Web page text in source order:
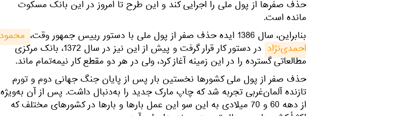
حذف صفرها از پول ملی را اجرایی کند و این طرح تا امروز در این بانک مسکوت
مانده است.
بنابراین،‌ سال 1386 ایده حذف صفر از پول ملی با دستور رییس جمهور وقت،
احمدی‌ن‍ژاد در دستور کار قرار گرفت و پیش از این نیز در سال 1372، بانک مرکزی
مطالعاتی گسترده را در این زمینه آغاز کرد، ولی در هر دو مقطع کار نیمه‌تمام ماند.
حذف صفر از پول ملی کشورها نخستین بار پس از پایان جنگ جهانی دوم و تورم
تازنده آلمان‌غربی تجربه شد که چاپ مارک جدید را به‌دنبال داشت. پس از آن به‌ویژه
از دهه 60 و 70 میلادی به این سو این عمل بارها و بارها در کشورهای مختلف که